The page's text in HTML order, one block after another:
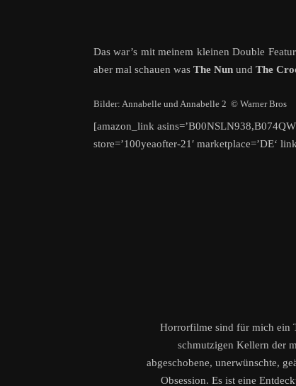
Das war’s mit meinem kleinen Double
aber mal schauen was The Nun und The
Bilder: Annabelle und Annabelle 2 © Warner Bros
[amazon_link
store=’100yeaofter-21′ marketplace=’DE‘
Horrorfilme sind für mich ein
schmutzigen Kellern der
abgeschobene, unerwünschte,
Obsession. Es ist eine